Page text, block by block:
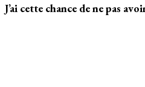
J’ai cette chance de ne pas